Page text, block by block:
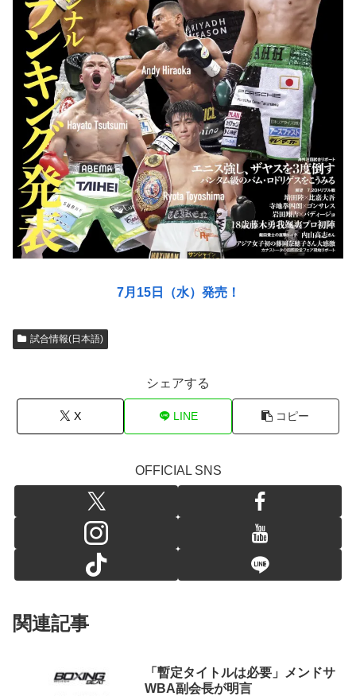
7月15日（水）発売！
試合情報(日本語)
シェアする
X LINE コピー
OFFICIAL SNS
関連記事
「暫定タイトルは必要」メンドサ
WBA副会長が明言